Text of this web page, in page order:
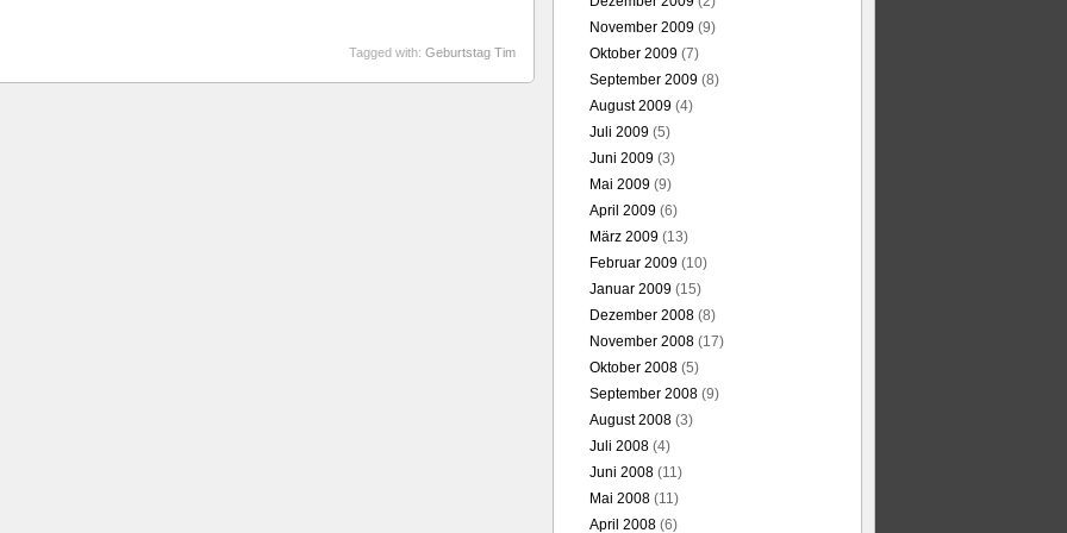
Tagged with: Geburtstag Tim
November 2009 (9)
Oktober 2009 (7)
September 2009 (8)
August 2009 (4)
Juli 2009 (5)
Juni 2009 (3)
Mai 2009 (9)
April 2009 (6)
März 2009 (13)
Februar 2009 (10)
Januar 2009 (15)
Dezember 2008 (8)
November 2008 (17)
Oktober 2008 (5)
September 2008 (9)
August 2008 (3)
Juli 2008 (4)
Juni 2008 (11)
Mai 2008 (11)
April 2008 (6)